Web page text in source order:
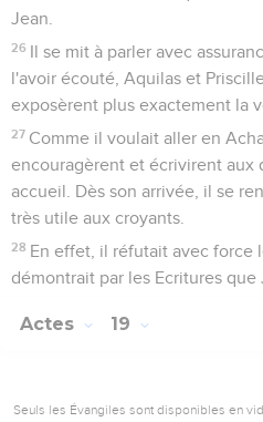
Jean.
26 Il se mit à parler avec
l'avoir écouté, Aquilas et
exposèrent plus exactement la
27 Comme il voulait aller en
encouragèrent et écrivirent aux
accueil. Dès son arrivée, il se
très utile aux croyants.
28 En effet, il réfutait avec force
démontrait par les Ecritures que
Actes 19
Seuls les Évangiles sont disponibles en